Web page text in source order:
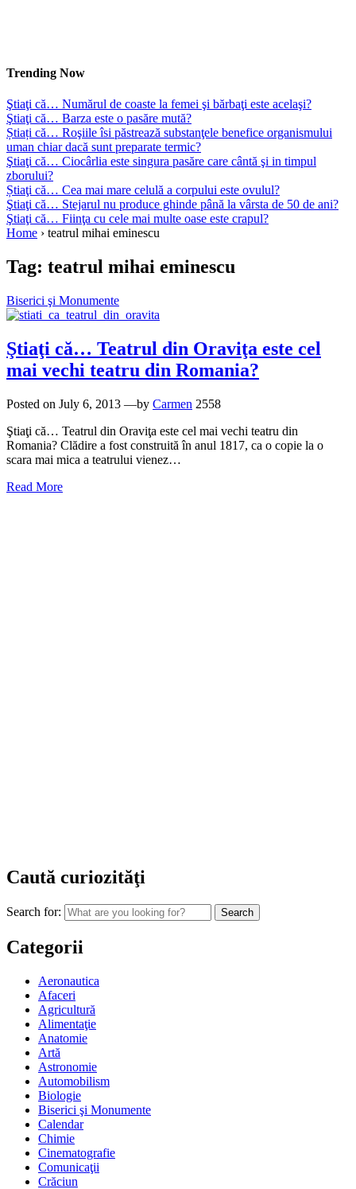
Trending Now
Ştiaţi că… Numărul de coaste la femei şi bărbaţi este acelaşi?
Ştiaţi că… Barza este o pasăre mută?
Știați că… Roşiile îsi păstrează substanţele benefice organismului
uman chiar dacă sunt preparate termic?
Ştiaţi că… Ciocârlia este singura pasăre care cântă şi in timpul
zborului?
Știaţi că… Cea mai mare celulă a corpului este ovulul?
Ştiaţi că… Stejarul nu produce ghinde până la vârsta de 50 de ani?
Ştiaţi că… Fiinţa cu cele mai multe oase este crapul?
Home › teatrul mihai eminescu
Tag: teatrul mihai eminescu
Biserici şi Monumente
Ştiaţi că… Teatrul din Oraviţa este cel
mai vechi teatru din Romania?
Posted on July 6, 2013 —by Carmen 2558
Ştiaţi că… Teatrul din Oraviţa este cel mai vechi teatru din
Romania? Clădire a fost construită în anul 1817, ca o copie la o
scara mai mica a teatrului vienez…
Read More
Caută curiozităţi
Search for:
Categorii
Aeronautica
Afaceri
Agricultură
Alimentaţie
Anatomie
Artă
Astronomie
Automobilism
Biologie
Biserici şi Monumente
Calendar
Chimie
Cinematografie
Comunicaţii
Crăciun